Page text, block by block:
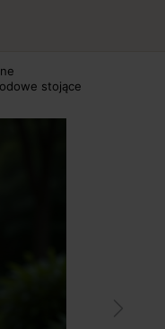
stojące